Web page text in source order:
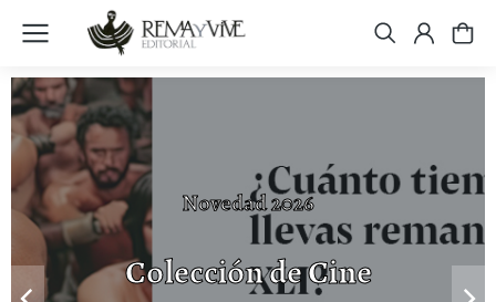
Novedad 2026
Colección de Cine